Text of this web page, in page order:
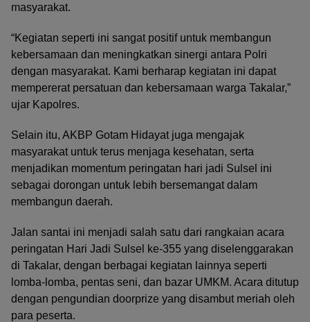
masyarakat.
“Kegiatan seperti ini sangat positif untuk membangun
kebersamaan dan meningkatkan sinergi antara Polri
dengan masyarakat. Kami berharap kegiatan ini dapat
mempererat persatuan dan kebersamaan warga Takalar,”
ujar Kapolres.
Selain itu, AKBP Gotam Hidayat juga mengajak
masyarakat untuk terus menjaga kesehatan, serta
menjadikan momentum peringatan hari jadi Sulsel ini
sebagai dorongan untuk lebih bersemangat dalam
membangun daerah.
Jalan santai ini menjadi salah satu dari rangkaian acara
peringatan Hari Jadi Sulsel ke-355 yang diselenggarakan
di Takalar, dengan berbagai kegiatan lainnya seperti
lomba-lomba, pentas seni, dan bazar UMKM. Acara ditutup
dengan pengundian doorprize yang disambut meriah oleh
para peserta.